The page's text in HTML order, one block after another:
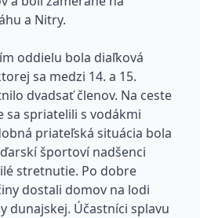
a Nitry.
oddielu bola diaľková
sa medzi 14. a 15.
dvadsať členov. Na ceste
sa spriatelili s vodákmi
priateľská situácia bola
športoví nadšenci
stretnutie. Po dobre
dostali domov na lodi
dunajskej. Účastníci splavu